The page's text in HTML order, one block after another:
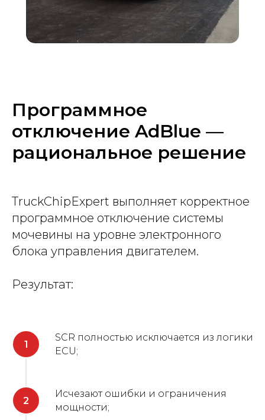
Программное
отключение AdBlue —
рациональное решение
TruckChipExpert выполняет корректное
программное отключение системы
мочевины на уровне электронного
блока управления двигателем.
Результат:
SCR полностью исключается из логики
ECU;
Исчезают ошибки и ограничения
мощности;